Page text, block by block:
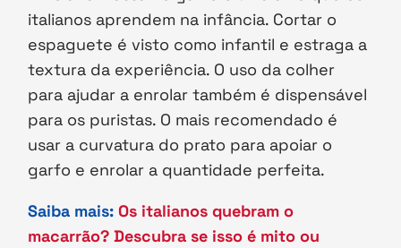
italianos aprendem na infância. Cortar o
espaguete é visto como infantil e estraga a
textura da experiência. O uso da colher
para ajudar a enrolar também é dispensável
para os puristas. O mais recomendado é
usar a curvatura do prato para apoiar o
garfo e enrolar a quantidade perfeita.
Saiba mais: Os italianos quebram o
macarrão? Descubra se isso é mito ou